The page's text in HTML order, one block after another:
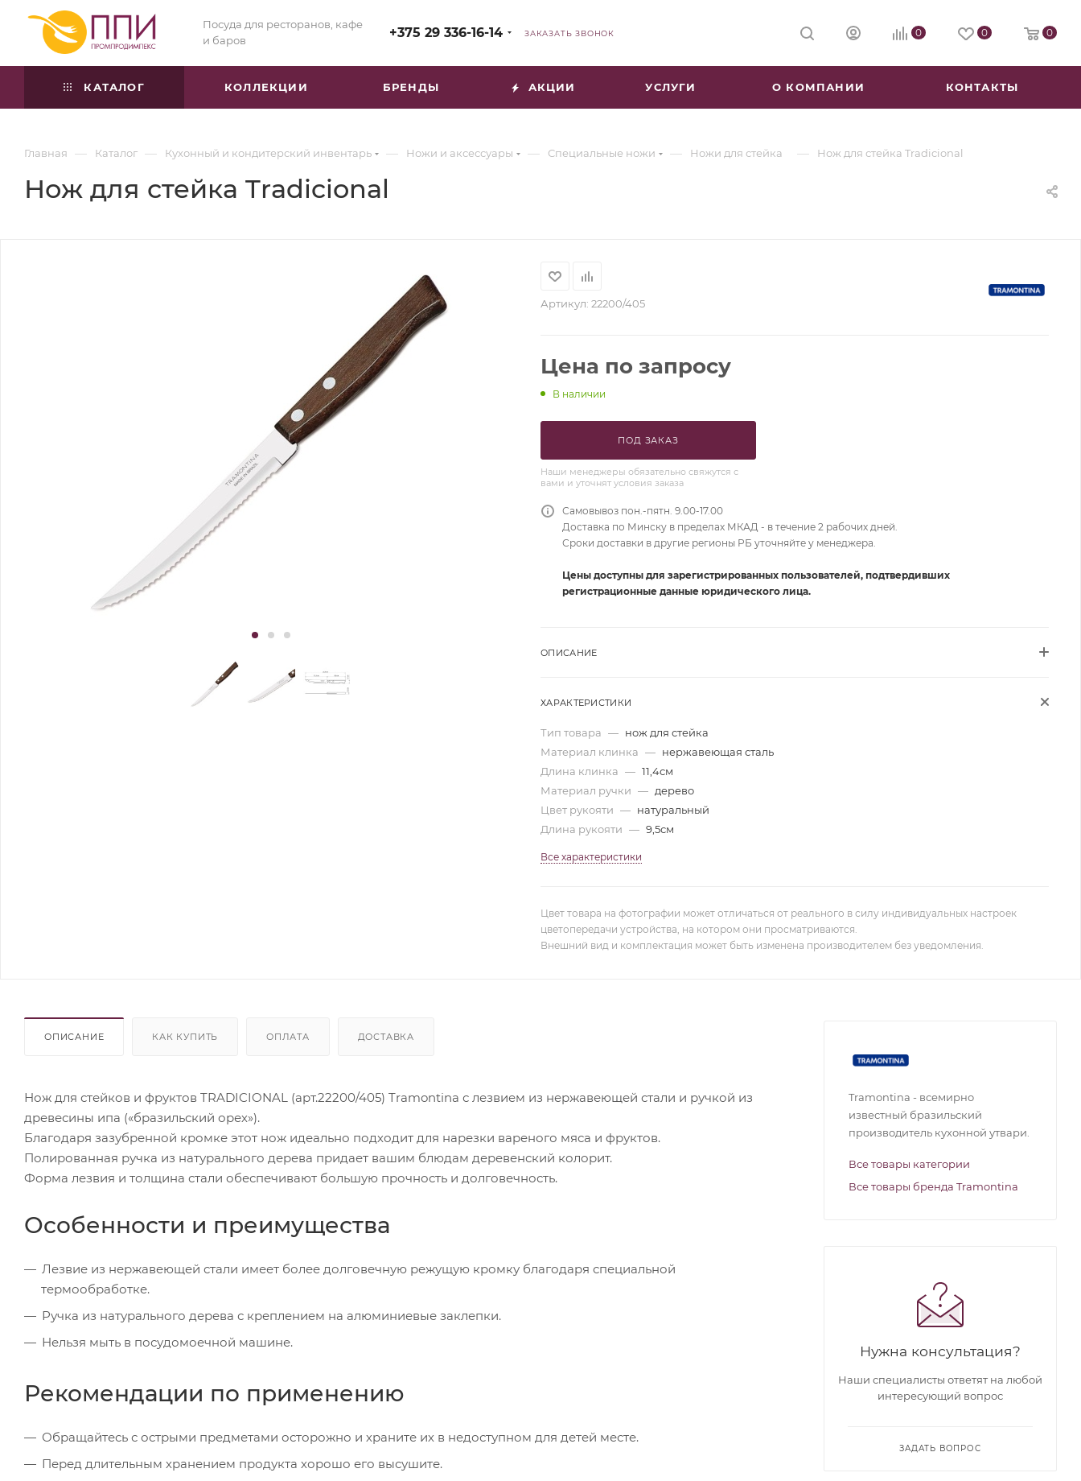
Посуда для ресторанов, кафе
и баров
+375 29 336-16-14 ЗАКАЗАТЬ ЗВОНОК 0 0 0
КАТАЛОГ КОЛЛЕКЦИИ БРЕНДЫ АКЦИИ УСЛУГИ О КОМПАНИИ КОНТАКТЫ
Главная — Каталог — Кухонный и кондитерский инвентарь — Ножи и аксессуары — Специальные ножи — Ножи для стейка — Нож для стейка Tradicional
Нож для стейка Tradicional
Артикул: 22200/405
Цена по запросу
В наличии
ПОД ЗАКАЗ
Наши менеджеры обязательно свяжутся с
вами и уточнят условия заказа
Самовывоз пон.-пятн. 9.00-17.00
Доставка по Минску в пределах МКАД - в течение 2 рабочих дней.
Сроки доставки в другие регионы РБ уточняйте у менеджера.
Цены доступны для зарегистрированных пользователей, подтвердивших
регистрационные данные юридического лица.
ОПИСАНИЕ
ХАРАКТЕРИСТИКИ
Тип товара — нож для стейка
Материал клинка — нержавеющая сталь
Длина клинка — 11,4см
Материал ручки — дерево
Цвет рукояти — натуральный
Длина рукояти — 9,5см
Все характеристики
Цвет товара на фотографии может отличаться от реального в силу индивидуальных настроек
цветопередачи устройства, на котором они просматриваются.
Внешний вид и комплектация может быть изменена производителем без уведомления.
ОПИСАНИЕ КАК КУПИТЬ ОПЛАТА ДОСТАВКА
Нож для стейков и фруктов TRADICIONAL (арт.22200/405) Tramontina с лезвием из нержавеющей стали и ручкой из
древесины ипа («бразильский орех»).
Благодаря зазубренной кромке этот нож идеально подходит для нарезки вареного мяса и фруктов.
Полированная ручка из натурального дерева придает вашим блюдам деревенский колорит.
Форма лезвия и толщина стали обеспечивают большую прочность и долговечность.
Особенности и преимущества
Лезвие из нержавеющей стали имеет более долговечную режущую кромку благодаря специальной
термообработке.
Ручка из натурального дерева с креплением на алюминиевые заклепки.
Нельзя мыть в посудомоечной машине.
Рекомендации по применению
Обращайтесь с острыми предметами осторожно и храните их в недоступном для детей месте.
Перед длительным хранением продукта хорошо его высушите.
Tramontina - всемирно
известный бразильский
производитель кухонной утвари.
Все товары категории
Все товары бренда Tramontina
Нужна консультация?
Наши специалисты ответят на любой
интересующий вопрос
ЗАДАТЬ ВОПРОС